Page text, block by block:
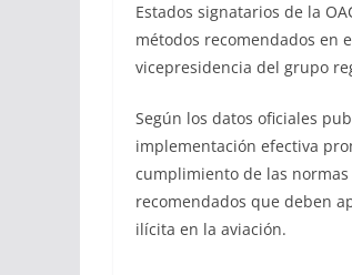
Estados signatarios de la
métodos recomendados en
vicepresidencia del grupo
Según los datos oficiales
implementación efectiva
cumplimiento de las normas
recomendados que deben
ilícita en la aviación.